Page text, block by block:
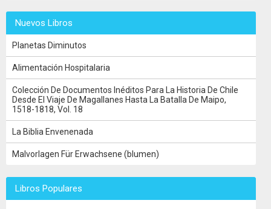
Nuevos Libros
Planetas Diminutos
Alimentación Hospitalaria
Colección De Documentos Inéditos Para La Historia De Chile
Desde El Viaje De Magallanes Hasta La Batalla De Maipo,
1518-1818, Vol. 18
La Biblia Envenenada
Malvorlagen Für Erwachsene (blumen)
Libros Populares